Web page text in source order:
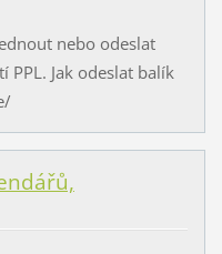
nebo odeslat
Jak odeslat balík